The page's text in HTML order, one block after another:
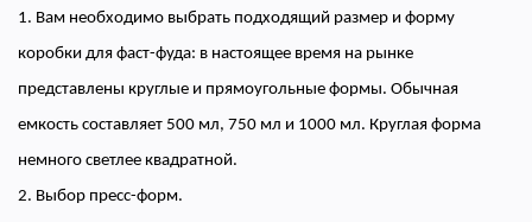
1. Вам необходимо выбрать подходящий размер и форму
коробки для фаст-фуда: в настоящее время на рынке
представлены круглые и прямоугольные формы. Обычная
емкость составляет 500 мл, 750 мл и 1000 мл. Круглая форма
немного светлее квадратной.
2. Выбор пресс-форм.